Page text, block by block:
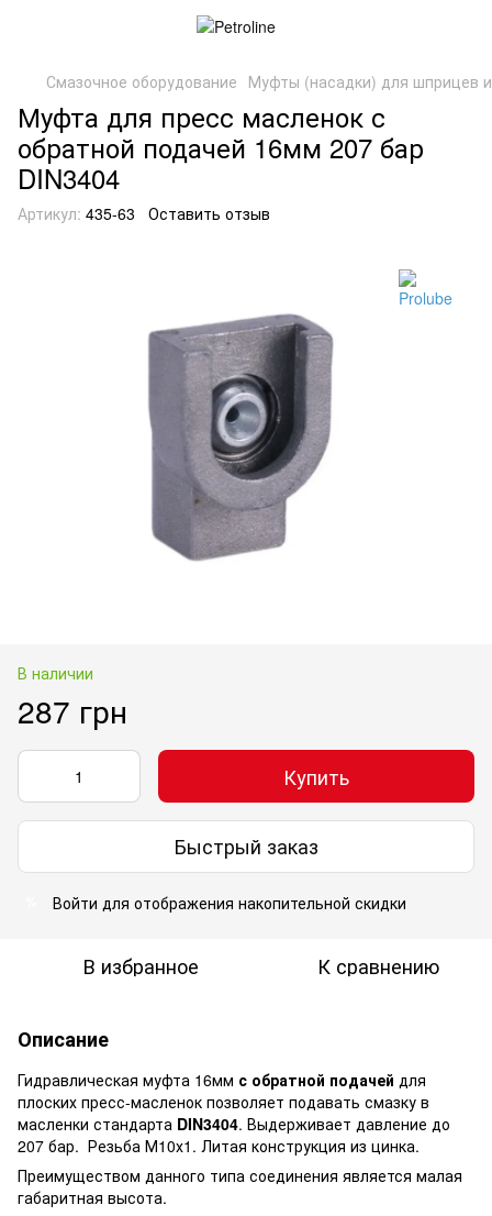
Смазочное оборудование Муфты (насадки) для шприцев
Муфта для пресс масленок с
обратной подачей 16мм 207 бар
DIN3404
Артикул: 435-63 Оставить отзыв
В наличии
287 грн
Купить
Быстрый заказ
Войти для отображения накопительной скидки
В избранное К сравнению
Описание
Гидравлическая муфта 16мм с обратной подачей для
плоских пресс-масленок позволяет подавать смазку в
масленки стандарта DIN3404. Выдерживает давление до
207 бар. Резьба М10х1. Литая конструкция из цинка.
Преимуществом данного типа соединения является малая
габаритная высота.